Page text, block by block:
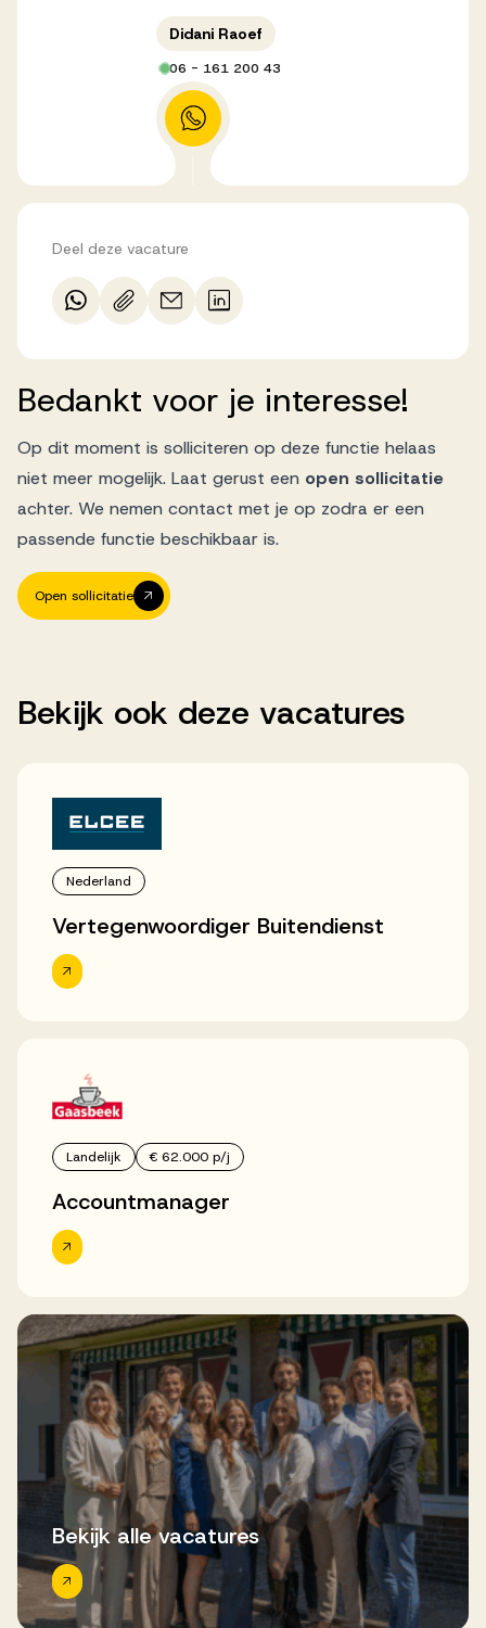
Didani Raoef
06 - 161 200 43
Deel deze vacature
Bedankt voor je interesse!
Op dit moment is solliciteren op deze functie helaas
niet meer mogelijk. Laat gerust een open sollicitatie
achter. We nemen contact met je op zodra er een
passende functie beschikbaar is.
Open sollicitatie
Bekijk ook deze vacatures
Nederland
Vertegenwoordiger Buitendienst
Landelijk € 62.000 p/j
Accountmanager
Bekijk alle vacatures